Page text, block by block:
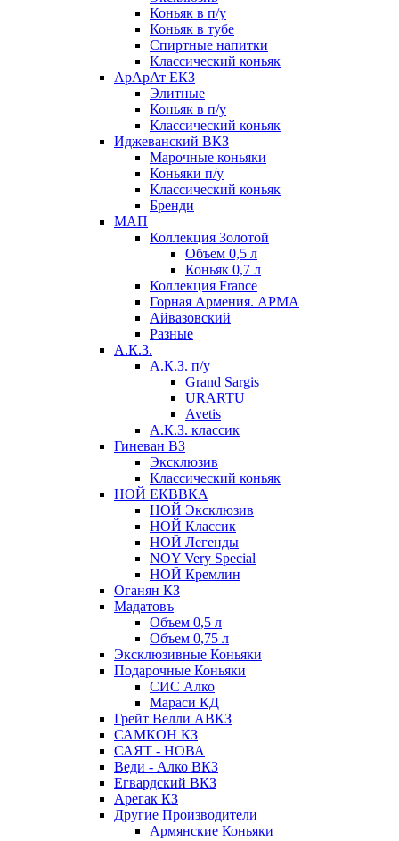
Коньяк в п/у
Коньяк в тубе
Спиртные напитки
Классический коньяк
АрАрАт ЕКЗ
Элитные
Коньяк в п/у
Классический коньяк
Иджеванский ВКЗ
Марочные коньяки
Коньяки п/у
Классический коньяк
Бренди
МАП
Коллекция Золотой
Объем 0,5 л
Коньяк 0,7 л
Коллекция France
Горная Армения. АРМА
Айвазовский
Разные
А.К.З.
А.К.З. п/у
Grand Sargis
URARTU
Avetis
А.К.З. классик
Гиневан ВЗ
Эксклюзив
Классический коньяк
НОЙ ЕКВВКА
НОЙ Эксклюзив
НОЙ Классик
НОЙ Легенды
NOY Very Speсial
НОЙ Кремлин
Оганян КЗ
Мадатовъ
Объем 0,5 л
Объем 0,75 л
Эксклюзивные Коньяки
Подарочные Коньяки
СИС Алко
Мараси КД
Грейт Велли АВКЗ
САМКОН КЗ
САЯТ - НОВА
Веди - Алко ВКЗ
Егвардский ВКЗ
Арегак КЗ
Другие Производители
Армянские Коньяки